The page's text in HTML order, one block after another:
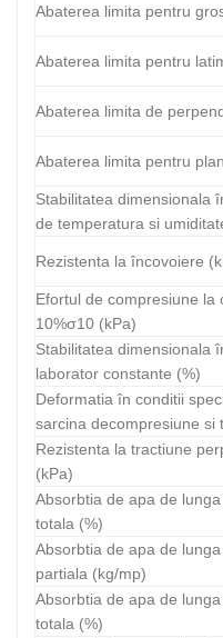
Abaterea limita pentru
Abaterea limita pentru
Abaterea limita de
Abaterea limita pentru
Stabilitatea dimensionala
de temperatura si
Rezistenta la încovoiere
Efortul de compresiune la
10%σ10 (kPa)
Stabilitatea dimensionala
laborator constante (%)
Deformatia în conditii
sarcina decompresiune si
Rezistenta la tractiune
(kPa)
Absorbtia de apa de
totala (%)
Absorbtia de apa de
partiala (kg/mp)
Absorbtia de apa de
totala (%)